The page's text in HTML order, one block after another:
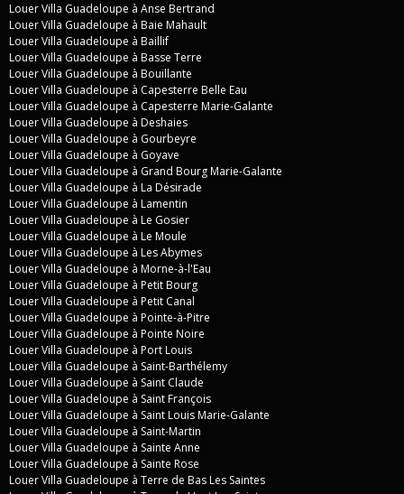
Louer Villa Guadeloupe à Anse Bertrand
Louer Villa Guadeloupe à Baie Mahault
Louer Villa Guadeloupe à Baillif
Louer Villa Guadeloupe à Basse Terre
Louer Villa Guadeloupe à Bouillante
Louer Villa Guadeloupe à Capesterre Belle Eau
Louer Villa Guadeloupe à Capesterre Marie-Galante
Louer Villa Guadeloupe à Deshaies
Louer Villa Guadeloupe à Gourbeyre
Louer Villa Guadeloupe à Goyave
Louer Villa Guadeloupe à Grand Bourg Marie-Galante
Louer Villa Guadeloupe à La Désirade
Louer Villa Guadeloupe à Lamentin
Louer Villa Guadeloupe à Le Gosier
Louer Villa Guadeloupe à Le Moule
Louer Villa Guadeloupe à Les Abymes
Louer Villa Guadeloupe à Morne-à-l'Eau
Louer Villa Guadeloupe à Petit Bourg
Louer Villa Guadeloupe à Petit Canal
Louer Villa Guadeloupe à Pointe-à-Pitre
Louer Villa Guadeloupe à Pointe Noire
Louer Villa Guadeloupe à Port Louis
Louer Villa Guadeloupe à Saint-Barthélemy
Louer Villa Guadeloupe à Saint Claude
Louer Villa Guadeloupe à Saint François
Louer Villa Guadeloupe à Saint Louis Marie-Galante
Louer Villa Guadeloupe à Saint-Martin
Louer Villa Guadeloupe à Sainte Anne
Louer Villa Guadeloupe à Sainte Rose
Louer Villa Guadeloupe à Terre de Bas Les Saintes